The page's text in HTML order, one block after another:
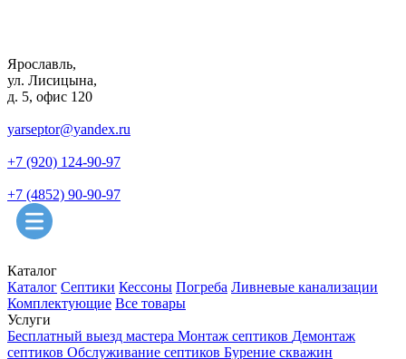
Ярославль,
ул. Лисицына,
д. 5, офис 120
yarseptor@yandex.ru
+7 (920) 124-90-97
+7 (4852) 90-90-97
Каталог
Каталог Септики Кессоны Погреба Ливневые канализации
Комплектующие Все товары
Услуги
Бесплатный выезд мастера Монтаж септиков Демонтаж
септиков Обслуживание септиков Бурение скважин